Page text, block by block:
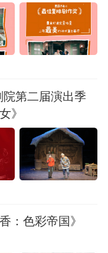
第二届演出季
》
：色彩帝国》